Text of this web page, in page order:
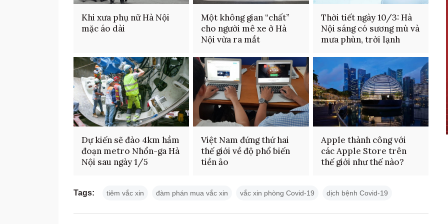
Khi xưa phụ nữ Hà Nội
mặc áo dài
Một không gian “chất”
cho người mê xe ở Hà
Nội vừa ra mắt
Thời tiết ngày 10/3: Hà
Nội sáng có sương mù và
mưa phùn, trời lạnh
Dự kiến sẽ đào 4km hầm
đoạn metro Nhổn-ga Hà
Nội sau ngày 1/5
Việt Nam đứng thứ hai
thế giới về độ phổ biến
tiền ảo
Apple thành công với
các Apple Store trên
thế giới như thế nào?
Tags: tiêm vắc xin đàm phán mua vắc xin vắc xin phòng Covid-19 dịch bệnh Covid-19